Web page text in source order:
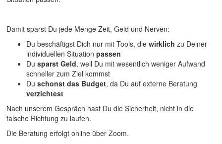
Damit sparst Du jede Menge Zeit, Geld und Nerven:
Du beschäftigst Dich nur mit Tools, die wirklich zu Deiner
individuellen Situation passen
Du sparst Geld, weil Du mit wesentlich weniger Aufwand
schneller zum Ziel kommst
Du schonst das Budget, da Du auf externe Beratung
verzichtest
Nach unserem Gespräch hast Du die Sicherheit, nicht in die
falsche Richtung zu laufen.
Die Beratung erfolgt online über Zoom.